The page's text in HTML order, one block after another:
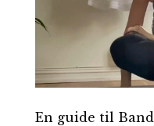
En guide til